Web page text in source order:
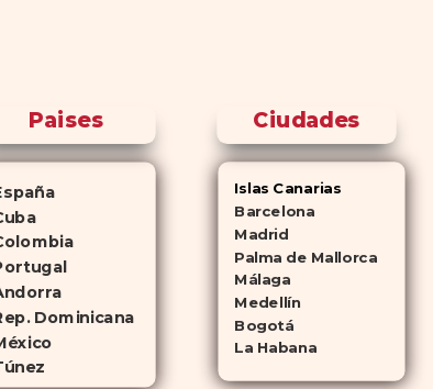
Paises
Dominicana
Ciudades
Islas Canarias
Barcelona
Madrid
Palma de Mallorca
Málaga
Medellín
Bogotá
La Habana